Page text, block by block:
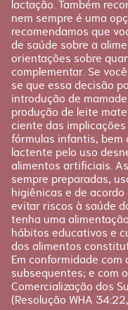
lactação. Também
nem sempre é uma
recomendamos que
de saúde sobre a
orientações sobre
complementar. Se
se que essa decisão
introdução de
produção de leite
ciente das
fórmulas infantis, bem
lactente pelo uso
alimentos artificiais.
sempre preparadas,
higiênicas e de
evitar riscos à saúde
tenha uma
hábitos educativos e
dos alimentos
Em conformidade
subsequentes; e com
Comercialização dos
(Resolução WHA